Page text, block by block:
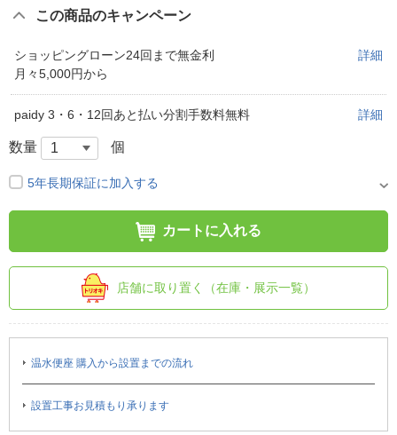
この商品のキャンペーン
ショッピングローン24回まで無金利
月々5,000円から
詳細
paidy 3・6・12回あと払い分割手数料無料 詳細
数量 個
5年長期保証に加入する
カートに入れる
店舗に取り置く（在庫・展示一覧）
温水便座 購入から設置までの流れ
設置工事お見積もり承ります